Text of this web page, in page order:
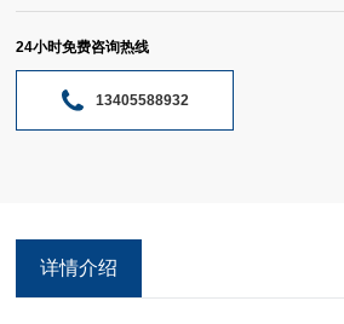
体 聚四氟乙烯或聚乙烯 压接套铜合
24小时免费咨询热线
13405588932
详情介绍